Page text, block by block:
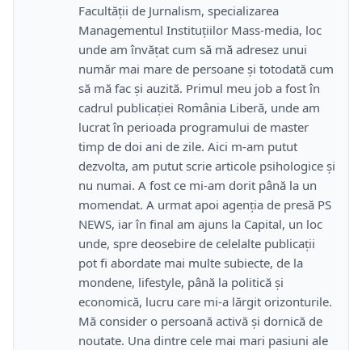
Facultății de Jurnalism, specializarea
Managementul Instituțiilor Mass-media, loc
unde am învățat cum să mă adresez unui
număr mai mare de persoane și totodată cum
să mă fac și auzită. Primul meu job a fost în
cadrul publicației România Liberă, unde am
lucrat în perioada programului de master
timp de doi ani de zile. Aici m-am putut
dezvolta, am putut scrie articole psihologice și
nu numai. A fost ce mi-am dorit până la un
momendat. A urmat apoi agenția de presă PS
NEWS, iar în final am ajuns la Capital, un loc
unde, spre deosebire de celelalte publicații
pot fi abordate mai multe subiecte, de la
mondene, lifestyle, până la politică și
economică, lucru care mi-a lărgit orizonturile.
Mă consider o persoană activă și dornică de
noutate. Una dintre cele mai mari pasiuni ale